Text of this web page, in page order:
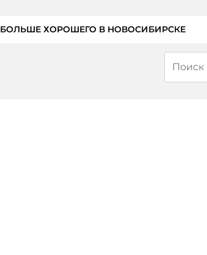
БОЛЬШЕ ХОРОШЕГО В НОВОСИБИРСКЕ